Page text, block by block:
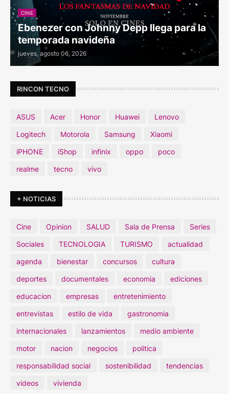
CINE
Ebenezer con Johnny Depp llega para la
temporada navideña
jueves, agosto 06, 2026
RINCON TECNO
ASUS Acer Honor Huawei
Lenovo
Logitech
Motorola Samsung
Xiaomi
iPHONE
iShop infinix oppo
poco
realme
tecno vivo
+ NOTICIAS
Cine Opinion SALUD Sala de Prensa
Series
Sociales
TECNOLOGIA TURISMO
actualidad
agenda
bienestar concursos
cultura
deportes
documentales economia
ediciones
educacion
empresas
entretenimiento
entrevistas
estilo de vida
gastronomia
internacionales
lanzamientos
medio ambiente
motor
nacion negocios
politica
responsabilidad social
sostenibilidad
tendencias
videos
vivienda